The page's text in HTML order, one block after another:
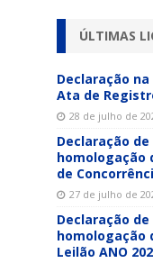
ÚLTIMAS
Declaração na
Ata de
28 de julho de
Declaração
homologação
de
27 de julho de
Declaração
homologação
Leilão ANO